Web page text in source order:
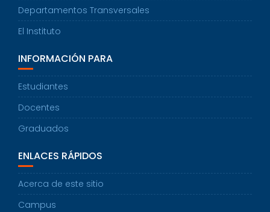
Departamentos Transversales
El Instituto
INFORMACIÓN PARA
Estudiantes
Docentes
Graduados
ENLACES RÁPIDOS
Acerca de este sitio
Campus